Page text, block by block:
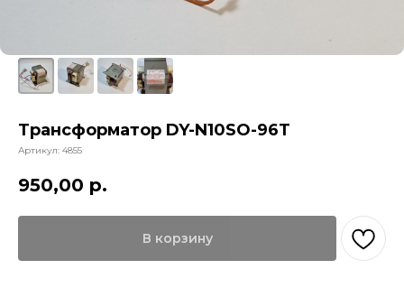
Трансформатор DY-N10SO-96T
Артикул: 4855
950,00 р.
В корзину